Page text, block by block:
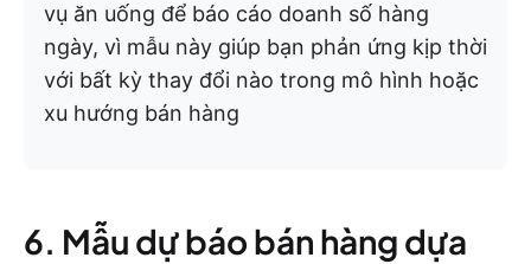
vụ ăn uống để báo cáo doanh số hàng
ngày, vì mẫu này giúp bạn phản ứng kịp thời
với bất kỳ thay đổi nào trong mô hình hoặc
xu hướng bán hàng
6. Mẫu dự báo bán hàng dựa